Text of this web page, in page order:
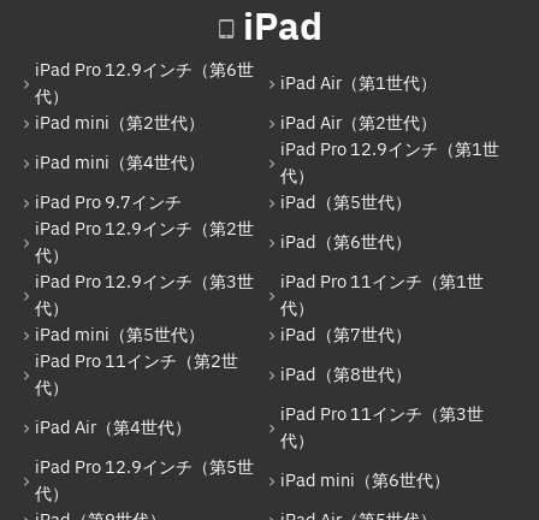
iPad Pro 12.9インチ（第3世代）
iPad Pro 11インチ（第1世代）
iPad mini（第5世代）
iPad（第7世代）
iPad Air（第4世代）
iPad Pro 12.9インチ（第5世代）
iPad mini（第6世代）
iPad
iPad Pro 12.9インチ（第6世
代）
iPad Air（第1世代）
iPad mini（第2世代）
iPad Air（第2世代）
iPad mini（第4世代）
iPad Pro 12.9インチ（第1世
代）
iPad Pro 9.7インチ
iPad（第5世代）
iPad Pro 12.9インチ（第2世
代）
iPad（第6世代）
iPad Pro 12.9インチ（第3世
代）
iPad Pro 11インチ（第1世
代）
iPad mini（第5世代）
iPad（第7世代）
iPad Pro 11インチ（第2世
代）
iPad（第8世代）
iPad Air（第4世代）
iPad Pro 11インチ（第3世
代）
iPad Pro 12.9インチ（第5世
代）
iPad mini（第6世代）